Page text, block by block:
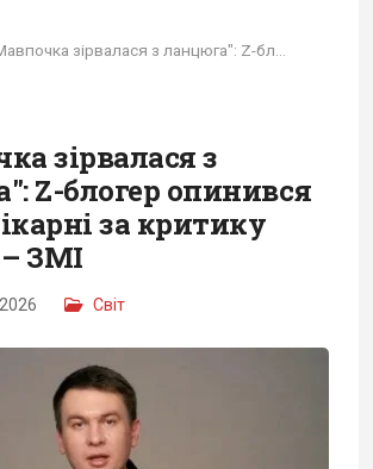
зірвалася з
Z-блогер опинився
за критику
ЗМІ
Світ